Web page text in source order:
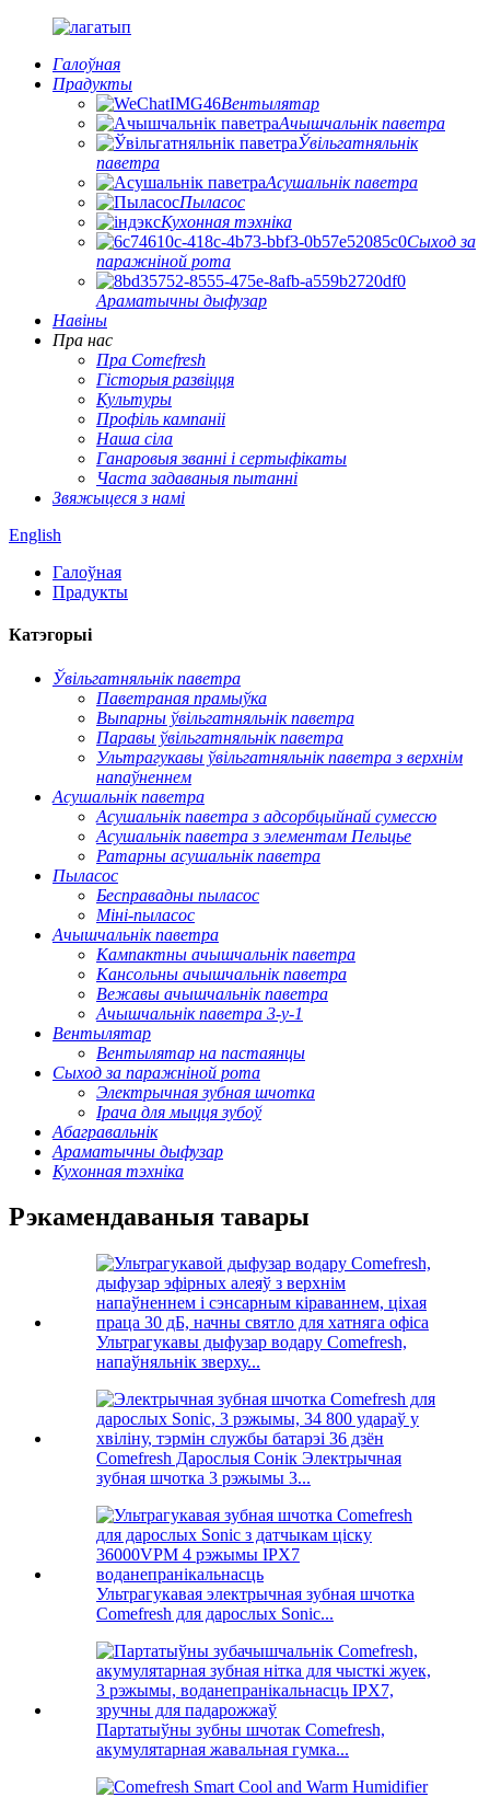
Галоўная
Прадукты
Вентылятар
Ачышчальнік паветра
Ўвільгатняльнік
паветра
Асушальнік паветра
Пыласос
Кухонная тэхніка
Сыход за
паражніной рота
Араматычны дыфузар
Навіны
Пра нас
Пра Comefresh
Гісторыя развіцця
Культуры
Профіль кампаніі
Наша сіла
Ганаровыя званні і сертыфікаты
Часта задаваныя пытанні
Звяжыцеся з намі
English
Галоўная
Прадукты
Катэгорыі
Ўвільгатняльнік паветра
Паветраная прамыўка
Выпарны ўвільгатняльнік паветра
Паравы ўвільгатняльнік паветра
Ультрагукавы ўвільгатняльнік паветра з верхнім
напаўненнем
Асушальнік паветра
Асушальнік паветра з адсорбцыйнай сумессю
Асушальнік паветра з элементам Пельцье
Ратарны асушальнік паветра
Пыласос
Бесправадны пыласос
Міні-пыласос
Ачышчальнік паветра
Кампактны ачышчальнік паветра
Кансольны ачышчальнік паветра
Вежавы ачышчальнік паветра
Ачышчальнік паветра 3-у-1
Вентылятар
Вентылятар на пастаянцы
Сыход за паражніной рота
Электрычная зубная шчотка
Ірача для мыцця зубоў
Абагравальнік
Араматычны дыфузар
Кухонная тэхніка
Рэкамендаваныя тавары
Ультрагукавы дыфузар водару Comefresh,
напаўняльнік зверху...
Comefresh Дарослыя Сонік Электрычная
зубная шчотка 3 рэжымы 3...
Ультрагукавая электрычная зубная шчотка
Comefresh для дарослых Sonic...
Партатыўны зубны шчотак Comefresh,
акумулятарная жавальная гумка...